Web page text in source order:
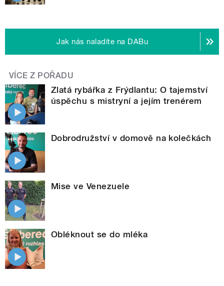
Jak nás naladíte na DABu
VÍCE Z POŘADU
Zlatá rybářka z Frýdlantu: O tajemství
úspěchu s mistryní a jejím trenérem
Dobrodružství v domově na kolečkách
Mise ve Venezuele
Obléknout se do mléka